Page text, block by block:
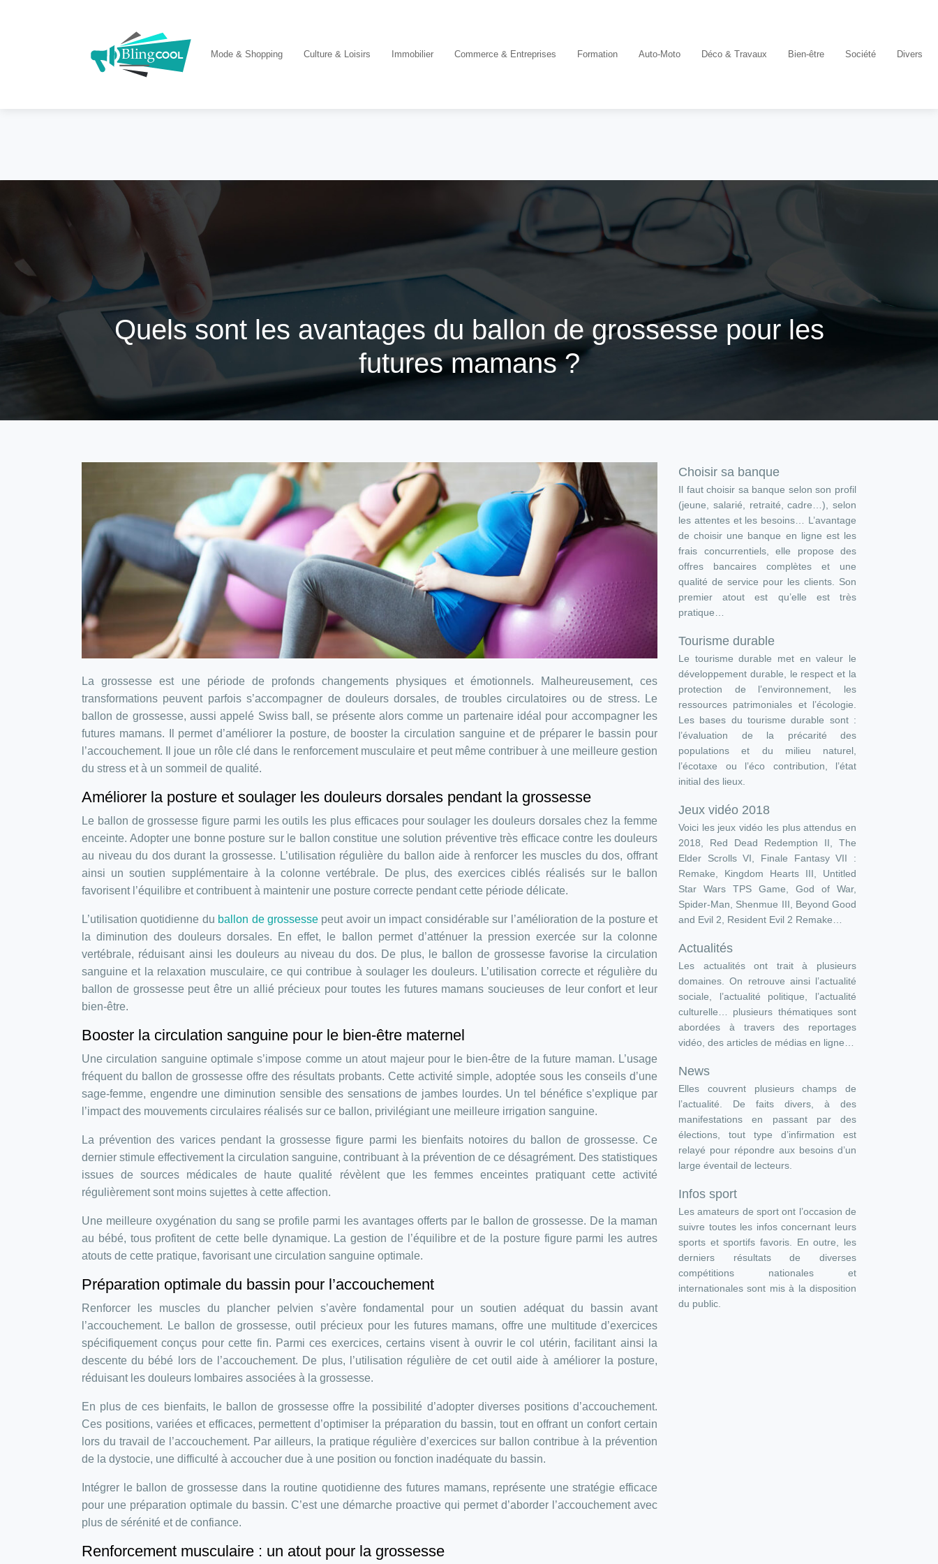
Mode & Shopping Culture & Loisirs Immobilier Commerce & Entreprises Formation Auto-Moto Déco & Travaux Bien-être Société Divers
Quels sont les avantages du ballon de grossesse pour les
futures mamans ?
La grossesse est une période de profonds changements physiques et émotionnels. Malheureusement, ces
transformations peuvent parfois s’accompagner de douleurs dorsales, de troubles circulatoires ou de stress. Le
ballon de grossesse, aussi appelé Swiss ball, se présente alors comme un partenaire idéal pour accompagner les
futures mamans. Il permet d’améliorer la posture, de booster la circulation sanguine et de préparer le bassin pour
l’accouchement. Il joue un rôle clé dans le renforcement musculaire et peut même contribuer à une meilleure gestion
du stress et à un sommeil de qualité.
Améliorer la posture et soulager les douleurs dorsales pendant la grossesse
Le ballon de grossesse figure parmi les outils les plus efficaces pour soulager les douleurs dorsales chez la femme
enceinte. Adopter une bonne posture sur le ballon constitue une solution préventive très efficace contre les douleurs
au niveau du dos durant la grossesse. L’utilisation régulière du ballon aide à renforcer les muscles du dos, offrant
ainsi un soutien supplémentaire à la colonne vertébrale. De plus, des exercices ciblés réalisés sur le ballon
favorisent l’équilibre et contribuent à maintenir une posture correcte pendant cette période délicate.
L’utilisation quotidienne du ballon de grossessepeut avoir un impact considérable sur l’amélioration de la posture et
la diminution des douleurs dorsales. En effet, le ballon permet d’atténuer la pression exercée sur la colonne
vertébrale, réduisant ainsi les douleurs au niveau du dos. De plus, le ballon de grossesse favorise la circulation
sanguine et la relaxation musculaire, ce qui contribue à soulager les douleurs. L’utilisation correcte et régulière du
ballon de grossesse peut être un allié précieux pour toutes les futures mamans soucieuses de leur confort et leur
bien-être.
Booster la circulation sanguine pour le bien-être maternel
Une circulation sanguine optimale s’impose comme un atout majeur pour le bien-être de la future maman. L’usage
fréquent du ballon de grossesse offre des résultats probants. Cette activité simple, adoptée sous les conseils d’une
sage-femme, engendre une diminution sensible des sensations de jambes lourdes. Un tel bénéfice s’explique par
l’impact des mouvements circulaires réalisés sur ce ballon, privilégiant une meilleure irrigation sanguine.
La prévention des varices pendant la grossesse figure parmi les bienfaits notoires du ballon de grossesse. Ce
dernier stimule effectivement la circulation sanguine, contribuant à la prévention de ce désagrément. Des statistiques
issues de sources médicales de haute qualité révèlent que les femmes enceintes pratiquant cette activité
régulièrement sont moins sujettes à cette affection.
Une meilleure oxygénation du sang se profile parmi les avantages offerts par le ballon de grossesse. De la maman
au bébé, tous profitent de cette belle dynamique. La gestion de l’équilibre et de la posture figure parmi les autres
atouts de cette pratique, favorisant une circulation sanguine optimale.
Préparation optimale du bassin pour l’accouchement
Renforcer les muscles du plancher pelvien s’avère fondamental pour un soutien adéquat du bassin avant
l’accouchement. Le ballon de grossesse, outil précieux pour les futures mamans, offre une multitude d’exercices
spécifiquement conçus pour cette fin. Parmi ces exercices, certains visent à ouvrir le col utérin, facilitant ainsi la
descente du bébé lors de l’accouchement. De plus, l’utilisation régulière de cet outil aide à améliorer la posture,
réduisant les douleurs lombaires associées à la grossesse.
En plus de ces bienfaits, le ballon de grossesse offre la possibilité d’adopter diverses positions d’accouchement.
Ces positions, variées et efficaces, permettent d’optimiser la préparation du bassin, tout en offrant un confort certain
lors du travail de l’accouchement. Par ailleurs, la pratique régulière d’exercices sur ballon contribue à la prévention
de la dystocie, une difficulté à accoucher due à une position ou fonction inadéquate du bassin.
Intégrer le ballon de grossesse dans la routine quotidienne des futures mamans, représente une stratégie efficace
pour une préparation optimale du bassin. C’est une démarche proactive qui permet d’aborder l’accouchement avec
plus de sérénité et de confiance.
Renforcement musculaire : un atout pour la grossesse
Choisir sa banque
Il faut choisir sa banque selon son profil
(jeune, salarié, retraité, cadre…), selon
les attentes et les besoins… L’avantage
de choisir une banque en ligne est les
frais concurrentiels, elle propose des
offres bancaires complètes et une
qualité de service pour les clients. Son
premier atout est qu’elle est très
pratique…
Tourisme durable
Le tourisme durable met en valeur le
développement durable, le respect et la
protection de l’environnement, les
ressources patrimoniales et l’écologie.
Les bases du tourisme durable sont :
l’évaluation de la précarité des
populations et du milieu naturel,
l’écotaxe ou l’éco contribution, l’état
initial des lieux.
Jeux vidéo 2018
Voici les jeux vidéo les plus attendus en
2018, Red Dead Redemption II, The
Elder Scrolls VI, Finale Fantasy VII :
Remake, Kingdom Hearts III, Untitled
Star Wars TPS Game, God of War,
Spider-Man, Shenmue III, Beyond Good
and Evil 2, Resident Evil 2 Remake…
Actualités
Les actualités ont trait à plusieurs
domaines. On retrouve ainsi l’actualité
sociale, l’actualité politique, l’actualité
culturelle… plusieurs thématiques sont
abordées à travers des reportages
vidéo, des articles de médias en ligne…
News
Elles couvrent plusieurs champs de
l’actualité. De faits divers, à des
manifestations en passant par des
élections, tout type d’infirmation est
relayé pour répondre aux besoins d’un
large éventail de lecteurs.
Infos sport
Les amateurs de sport ont l’occasion de
suivre toutes les infos concernant leurs
sports et sportifs favoris. En outre, les
derniers résultats de diverses
compétitions nationales et
internationales sont mis à la disposition
du public.